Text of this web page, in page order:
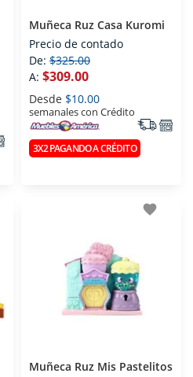
Muñeca Ruz Casa Kuromi
Precio de contado
De: $325.00
A: $309.00
Desde $10.00
semanales con Crédito
3X2 PAGANDO A CRÉDITO
favorite
Muñeca Ruz Mis Pastelitos